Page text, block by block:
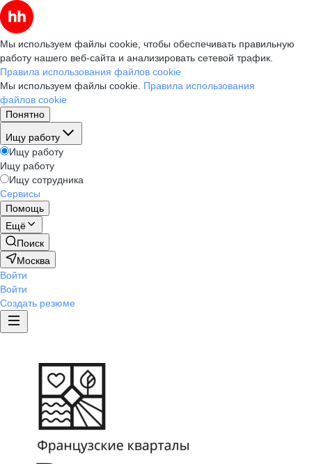
Мы используем файлы cookie, чтобы обеспечивать правильную
работу нашего веб-сайта и анализировать сетевой трафик.
Правила использования файлов cookie
Мы используем файлы cookie. Правила использования
файлов cookie
Понятно
Ищу работу
Ищу работу
Ищу работу
Ищу сотрудника
Сервисы
Помощь
Ещё
Поиск
Москва
Войти
Войти
Создать резюме